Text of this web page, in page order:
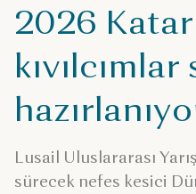
2026 Katar
Lusail Uluslararası
sürecek nefes kesici